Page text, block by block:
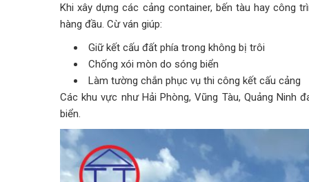
Khi xây dựng các cảng container, bến tàu hay công
hàng đầu. Cừ ván giúp:
Giữ kết cấu đất phía trong không bị trôi
Chống xói mòn do sóng biển
Làm tường chắn phục vụ thi công kết cấu cảng
Các khu vực như Hải Phòng, Vũng Tàu, Quảng
biển.